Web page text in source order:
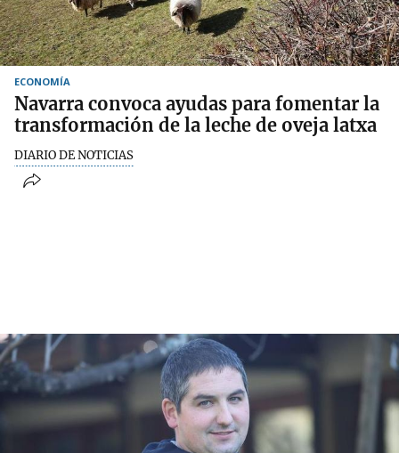
ECONOMÍA
Navarra convoca ayudas para fomentar la
transformación de la leche de oveja latxa
DIARIO DE NOTICIAS